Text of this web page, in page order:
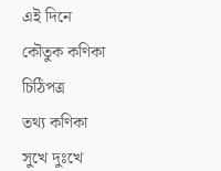
এই দিনে
কৌতুক কণিকা
চিঠিপত্র
তথ্য কণিকা
সুখে দুঃখে